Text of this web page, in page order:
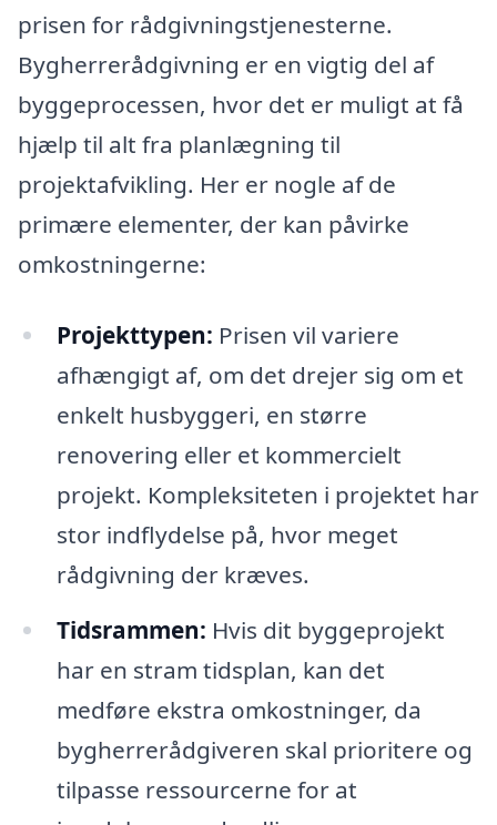
prisen for rådgivningstjenesterne.
Bygherrerådgivning er en vigtig del af
byggeprocessen, hvor det er muligt at få
hjælp til alt fra planlægning til
projektafvikling. Her er nogle af de
primære elementer, der kan påvirke
omkostningerne:
Projekttypen: Prisen vil variere
afhængigt af, om det drejer sig om et
enkelt husbyggeri, en større
renovering eller et kommercielt
projekt. Kompleksiteten i projektet har
stor indflydelse på, hvor meget
rådgivning der kræves.
Tidsrammen: Hvis dit byggeprojekt
har en stram tidsplan, kan det
medføre ekstra omkostninger, da
bygherrerådgiveren skal prioritere og
tilpasse ressourcerne for at